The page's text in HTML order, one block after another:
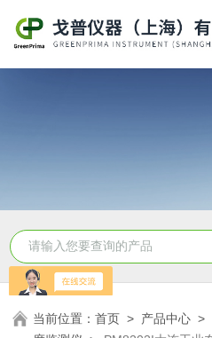
当前位置：首页 > 产品中心 >